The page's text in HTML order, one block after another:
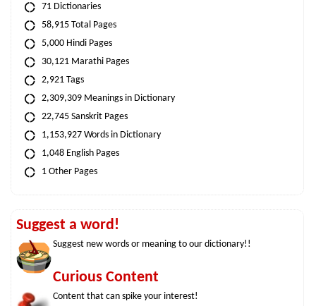
71 Dictionaries
58,915 Total Pages
5,000 Hindi Pages
30,121 Marathi Pages
2,921 Tags
2,309,309 Meanings in Dictionary
22,745 Sanskrit Pages
1,153,927 Words in Dictionary
1,048 English Pages
1 Other Pages
Suggest a word!
Suggest new words or meaning to our dictionary!!
Curious Content
Content that can spike your interest!